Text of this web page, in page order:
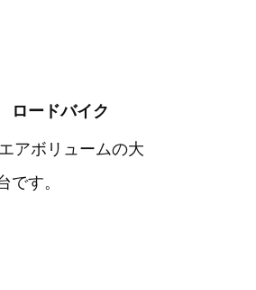
ロードバイク
アボリュームの大
す。